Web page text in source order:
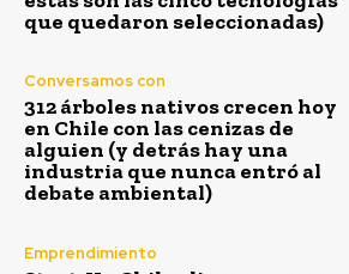
que quedaron seleccionadas)
Conversamos con
312 árboles nativos crecen hoy
en Chile con las cenizas de
alguien (y detrás hay una
industria que nunca entró al
debate ambiental)
Emprendimiento